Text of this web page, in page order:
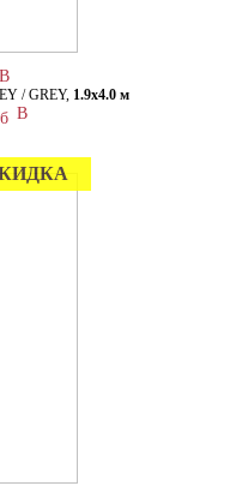
/ GREY, 1.9х4.0 м